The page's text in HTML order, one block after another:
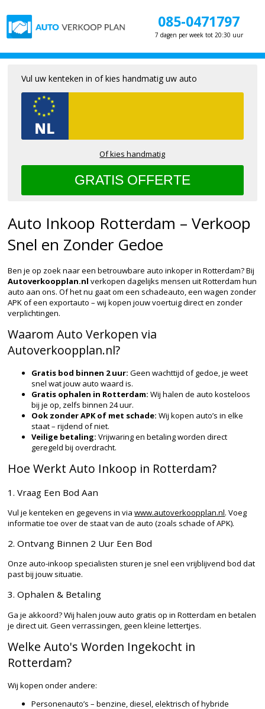
085-0471797
7 dagen per week tot 20:30 uur
Auto Inkoop Rotterdam – Verkoop
Snel en Zonder Gedoe
Ben je op zoek naar een betrouwbare auto inkoper in Rotterdam? Bij
Autoverkoopplan.nl verkopen dagelijks mensen uit Rotterdam hun
auto aan ons. Of het nu gaat om een schadeauto, een wagen zonder
APK of een exportauto – wij kopen jouw voertuig direct en zonder
verplichtingen.
Waarom Auto Verkopen via
Autoverkoopplan.nl?
Gratis bod binnen 2 uur: Geen wachttijd of gedoe, je weet
snel wat jouw auto waard is.
Gratis ophalen in Rotterdam: Wij halen de auto kosteloos
bij je op, zelfs binnen 24 uur.
Ook zonder APK of met schade: Wij kopen auto’s in elke
staat – rijdend of niet.
Veilige betaling: Vrijwaring en betaling worden direct
geregeld bij overdracht.
Hoe Werkt Auto Inkoop in Rotterdam?
1. Vraag Een Bod Aan
Vul je kenteken en gegevens in viawww.autoverkoopplan.nl. Voeg
informatie toe over de staat van de auto (zoals schade of APK).
2. Ontvang Binnen 2 Uur Een Bod
Onze auto-inkoop specialisten sturen je snel een vrijblijvend bod dat
past bij jouw situatie.
3. Ophalen & Betaling
Ga je akkoord? Wij halen jouw auto gratis op in Rotterdam en betalen
je direct uit. Geen verrassingen, geen kleine lettertjes.
Welke Auto's Worden Ingekocht in
Rotterdam?
Wij kopen onder andere:
Personenauto’s – benzine, diesel, elektrisch of hybride
Vul uw kenteken in of kies handmatig uw auto
Of kies handmatig